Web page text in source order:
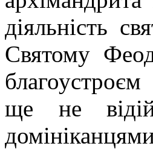
діяльність
Святому
ще не